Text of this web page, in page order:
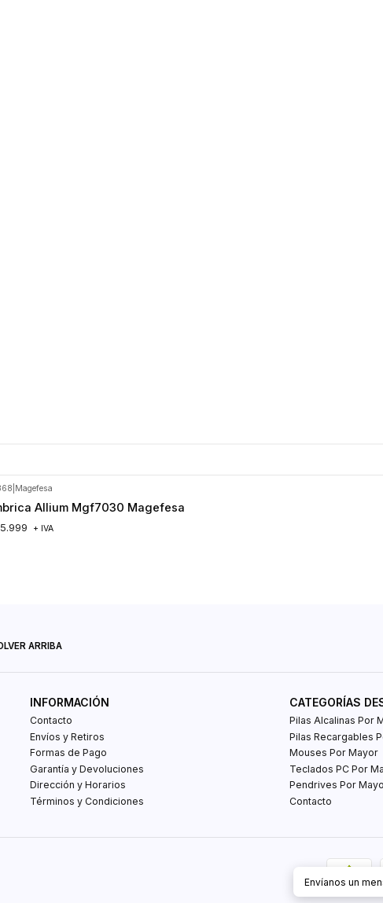
Magefesa
Allium Mgf7030 Magefesa
+ IVA
ARRIBA
INFORMACIÓN
Contacto
Envíos y Retiros
Formas de Pago
Garantía y Devoluciones
Dirección y Horarios
Términos y Condiciones
CATEGORÍAS
Pilas Alcalinas Por
Pilas Recargables
Mouses Por Mayor
Teclados PC Por
Pendrives Por
Contacto
Envíanos un